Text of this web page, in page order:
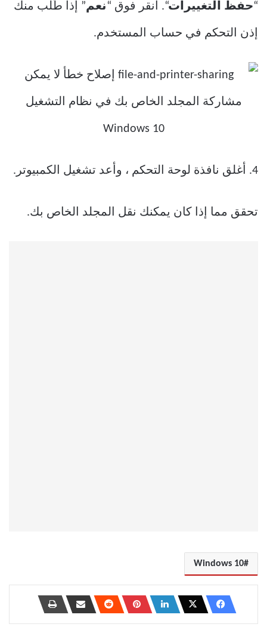
“حفظ التغييرات“. انقر فوق “ نعم” إذا طُلب منك
إذن التحكم في حساب المستخدم.
4. أغلق نافذة لوحة التحكم ، وأعد تشغيل الكمبيوتر.
تحقق مما إذا كان يمكنك نقل المجلد الخاص بك.
Windows 10